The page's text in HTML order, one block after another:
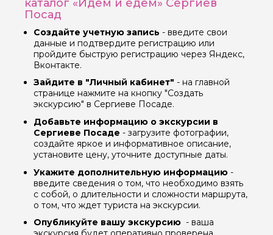
каталог «Идем и едем» Сергиев
Посад
Создайте учетную запись - введите свои
данные и подтвердите регистрацию или
пройдите быструю регистрацию через Яндекс,
Вконтакте.
Зайдите в "Личный кабинет" - на главной
странице нажмите на кнопку "Создать
экскурсию" в Сергиеве Посаде.
Добавьте информацию о экскурсии в
Сергиеве Посаде - загрузите фотографии,
создайте яркое и информативное описание,
установите цену, уточните доступные даты.
Укажите дополнительную информацию -
введите сведения о том, что необходимо взять
с собой, о длительности и сложности маршрута,
о том, что ждет туриста на экскурсии.
Опубликуйте вашу экскурсию - ваша
Вопросы и комментарии
Если у вас есть интересующие вопросы, можете их
Я даю своё согласие на обработку персональных
данных
Отправить